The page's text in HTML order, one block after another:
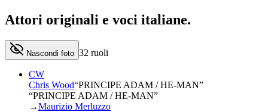
Attori originali e voci italiane.
Nascondi foto 32 ruoli
CW
Chris Wood“PRINCIPE ADAM / HE-MAN”
“PRINCIPE ADAM / HE-MAN”
→Maurizio Merluzzo